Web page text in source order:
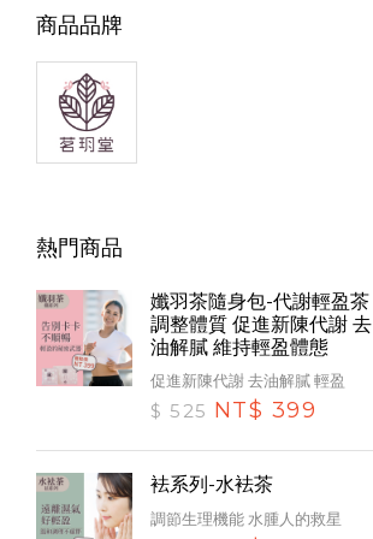
商品品牌
熱門商品
孅羽茶隨身包-代謝輕盈茶
調整體質 促進新陳代謝 去
油解膩 維持輕盈體態
促進新陳代謝 去油解膩 輕盈
$ 525 NT$ 399
袪系列-水袪茶
調節生理機能 水腫人的救星